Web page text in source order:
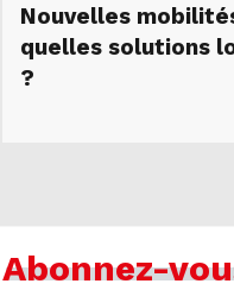
Nouvelles
quelles solutions
?
Abonnez-